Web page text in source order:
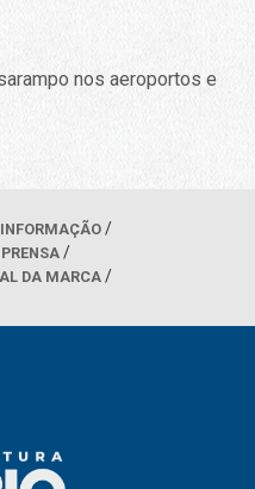
nos aeroportos e
DA MARCA